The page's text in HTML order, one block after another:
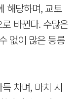
해당하며, 교토
바뀐다. 수많은
없이 많은 등롱
차며, 마치 시